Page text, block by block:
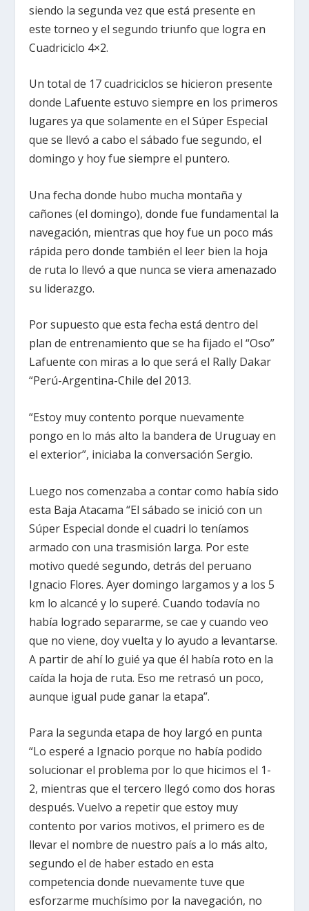
siendo la segunda vez que está presente en
este torneo y el segundo triunfo que logra en
Cuadriciclo 4×2.
Un total de 17 cuadriciclos se hicieron presente
donde Lafuente estuvo siempre en los primeros
lugares ya que solamente en el Súper Especial
que se llevó a cabo el sábado fue segundo, el
domingo y hoy fue siempre el puntero.
Una fecha donde hubo mucha montaña y
cañones (el domingo), donde fue fundamental la
navegación, mientras que hoy fue un poco más
rápida pero donde también el leer bien la hoja
de ruta lo llevó a que nunca se viera amenazado
su liderazgo.
Por supuesto que esta fecha está dentro del
plan de entrenamiento que se ha fijado el “Oso”
Lafuente con miras a lo que será el Rally Dakar
“Perú-Argentina-Chile del 2013.
“Estoy muy contento porque nuevamente
pongo en lo más alto la bandera de Uruguay en
el exterior”, iniciaba la conversación Sergio.
Luego nos comenzaba a contar como había sido
esta Baja Atacama “El sábado se inició con un
Súper Especial donde el cuadri lo teníamos
armado con una trasmisión larga. Por este
motivo quedé segundo, detrás del peruano
Ignacio Flores. Ayer domingo largamos y a los 5
km lo alcancé y lo superé. Cuando todavía no
había logrado separarme, se cae y cuando veo
que no viene, doy vuelta y lo ayudo a levantarse.
A partir de ahí lo guié ya que él había roto en la
caída la hoja de ruta. Eso me retrasó un poco,
aunque igual pude ganar la etapa”.
Para la segunda etapa de hoy largó en punta
“Lo esperé a Ignacio porque no había podido
solucionar el problema por lo que hicimos el 1-
2, mientras que el tercero llegó como dos horas
después. Vuelvo a repetir que estoy muy
contento por varios motivos, el primero es de
llevar el nombre de nuestro país a lo más alto,
segundo el de haber estado en esta
competencia donde nuevamente tuve que
esforzarme muchísimo por la navegación, no